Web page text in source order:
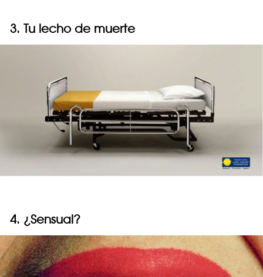
3. Tu lecho de muerte
4. ¿Sensual?